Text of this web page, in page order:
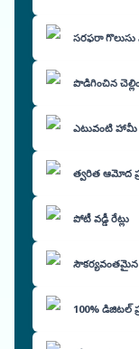
సరఫరా గొలుసు
పొడిగించిన
ఎటువంటి హామీ
త్వరిత ఆమోద
పోటీ వడ్డీ రేట్లు
సౌకర్యవంతమైన
100% డిజిటల్